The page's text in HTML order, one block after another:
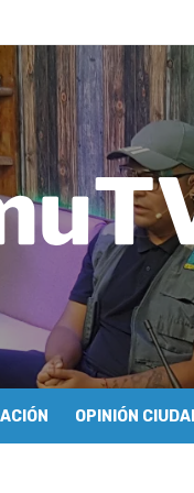
para buscar una salida
en su estrategia para
en Pichilemu
Polanco
Restauración del
OPINIÓN